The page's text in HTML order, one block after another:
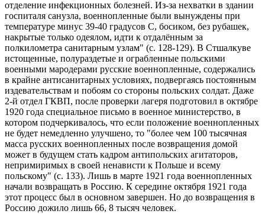
отделение инфекционных болезней. Из-за нехватки в здании
госпиталя санузла, военнопленные были вынуждены при
температуре минус 39-40 градусов С, босиком, без рубашек,
накрытые только одеялом, идти к отдалённым за
полкилометра санитарным узлам" (с. 128-129). В Стшалкуве
истощенные, полураздетые и ограбленные польскими
военными мародерами русские военнопленные, содержались
в крайне антисанитарных условиях, подвергаясь постоянным
издевательствам и побоям со стороны польских солдат. Даже
2-й отдел ГКВП, после проверки лагеря подготовил в октябре
1920 года специальное письмо в военное министерство, в
котором подчеркивалось, что если положение военнопленных
не будет немедленно улучшено, то "более чем 100 тысячная
масса русских военнопленных после возвращения домой
может в будущем стать кадром антипольских агитаторов,
непримиримых в своей ненависти к Польше и всему
польскому" (с. 133). Лишь в марте 1921 года военнопленных
начали возвращать в Россию. К середине октября 1921 года
этот процесс был в основном завершен. Но до возвращения в
Россию дожило лишь 66, 8 тысяч человек.